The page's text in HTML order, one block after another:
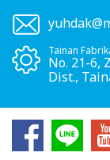
Tainan
No. 21-6,
Dist.,